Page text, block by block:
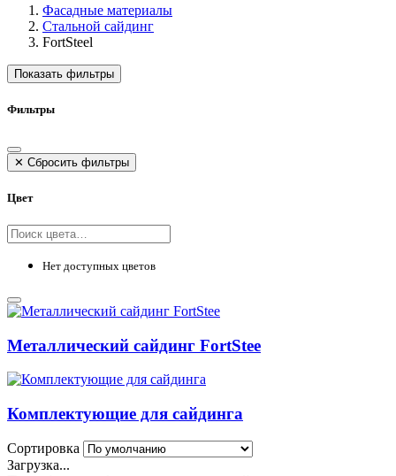
Фасадные материалы
Стальной сайдинг
FortSteel
Показать фильтры
Фильтры
✕ Сбросить фильтры
Цвет
Нет доступных цветов
Металлический сайдинг FortStee
Комплектующие для сайдинга
Сортировка
Загрузка...